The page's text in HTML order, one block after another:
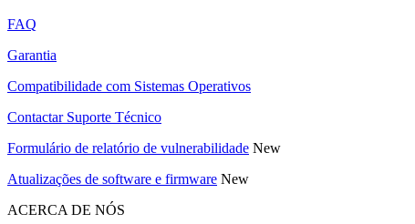
FAQ
Garantia
Compatibilidade com Sistemas Operativos
Contactar Suporte Técnico
Formulário de relatório de vulnerabilidade New
Atualizações de software e firmware New
ACERCA DE NÓS